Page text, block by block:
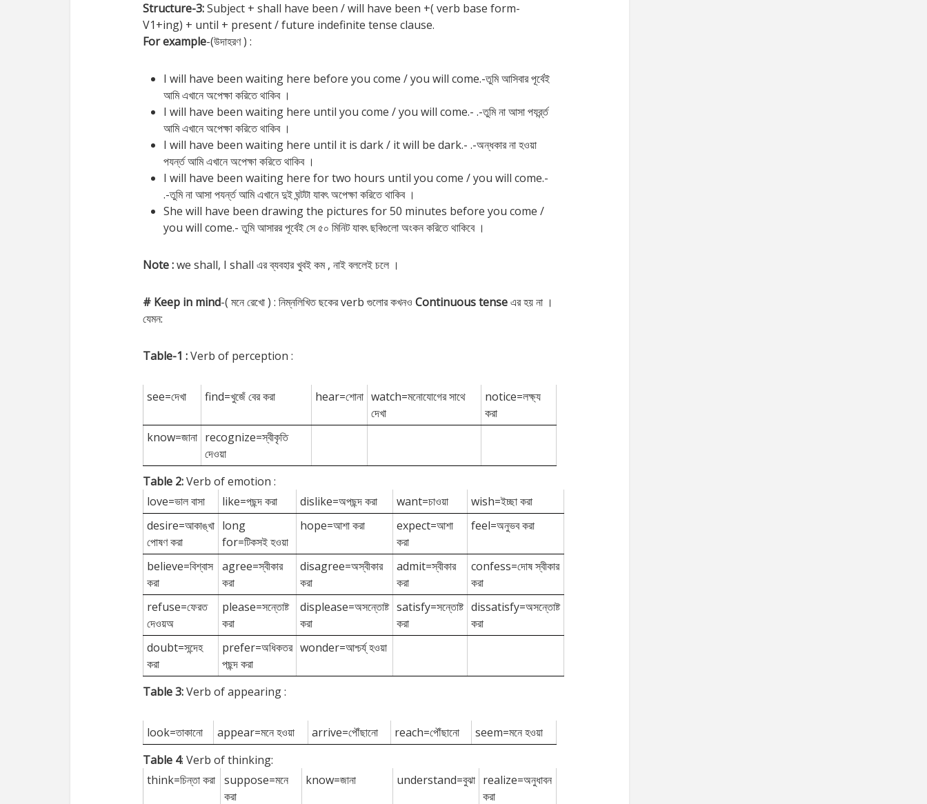
Structure-3:Subject + shall have been / will have been +( verb base form-
V1+ing) + until + present / future indefinite tense clause.
For example-(উদাহরণ ) :
I will have been waiting here before you come / you will come.-তুমি আসিবার পূর্বেই
আমি এখানে অপেক্ষা করিতে থাকিব ।
I will have been waiting here until you come / you will come.- .-তুমি না আসা পযর্র্ন্ত
আমি এখানে অপেক্ষা করিতে থাকিব ।
I will have been waiting here until it is dark / it will be dark.- .-অন্ধকার না হওয়া
পযর্ন্ত আমি এখানে অপেক্ষা করিতে থাকিব ।
I will have been waiting here for two hours until you come / you will come.-
.-তুমি না আসা পযর্ন্ত আমি এখানে দুই ঘন্টটা যাবৎ অপেক্ষা করিতে থাকিব ।
She will have been drawing the pictures for 50 minutes before you come /
you will come.- তুমি আসারর পূর্বেই সে ৫০ মিনিট যাবৎ ছবিগুলো অংকন করিতে থাকিবে ।
Note :we shall, I shall এর ব্যবহার খুবই কম , নাই বললেই চলে ।
# Keep in mind-( মনে রেখো ) : নিম্নলিখিত ছকের verb গুলোর কখনও Continuous tenseএর হয় না ।
যেমন:
Table-1 :Verb of perception :
see=দেখা find=খুজেঁ বের করা hear=শোনা watch=মনোযোগের সাথে
দেখা
notice=লক্ষ্য
করা
know=জানা recognize=স্বীকৃতি
দেওয়া
Table 2:Verb of emotion :
love=ভাল বাসা
like=পছন্দ করা dislike=অপছন্দ করা want=চাওয়া
wish=ইচ্ছা করা
desire=আকাঙ্খা
পোষণ করা
long
for=টিকসই হওয়া
hope=আশা করা
expect=আশা
করা
feel=অনুভব করা
believe=বিশ্বাস
করা
agree=স্বীকার
করা
disagree=অস্বীকার
করা
admit=স্বীকার
করা
confess=দোষ স্বীকার
করা
refuse=ফেরত
দেওয়অ
please=সন্তোষ্ট
করা
displease=অসন্তোষ্ট
করা
satisfy=সন্তোষ্ট
করা
dissatisfy=অসন্তোষ্ট
করা
doubt=সন্দেহ
করা
prefer=অধিকতর
পছন্দ করা
wonder=আশ্চর্য্ হওয়া
Table 3:Verb of appearing :
look=তাকানো appear=মনে হওয়া arrive=পৌঁছানো reach=পৌঁছানো
seem=মনে হওয়া
Table 4: Verb of thinking:
think=চিন্তা করা suppose=মনে
করা
know=জানা understand=বুঝা realize=অনুধাবন
করা